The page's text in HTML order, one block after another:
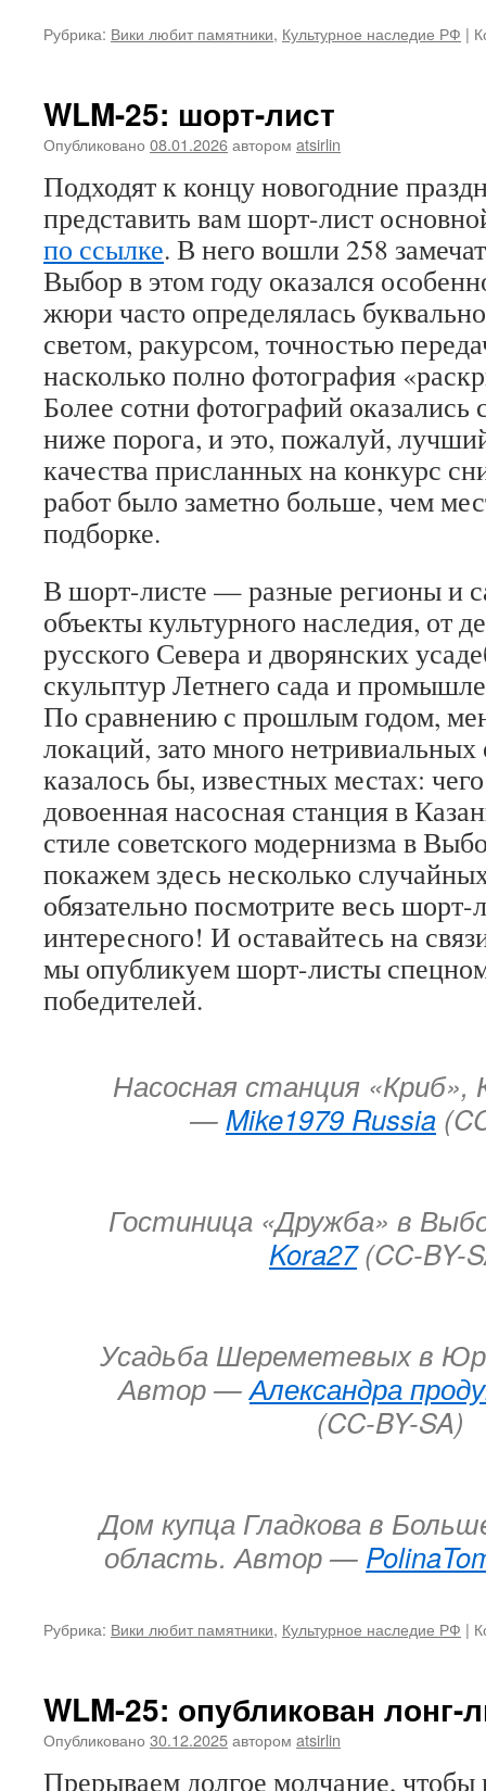
Рубрика: Вики любит памятники, Культурное наследие РФ |
WLM-25: шорт-лист
Опубликовано 08.01.2026автором atsirlin
Подходят к концу новогодние
представить вам шорт-лист
по ссылке. В него вошли 258
Выбор в этом году оказался
жюри часто определялась
светом, ракурсом, точностью
насколько полно фотография
Более сотни фотографий оказались
ниже порога, и это, пожалуй,
качества присланных на конкурс
работ было заметно больше, чем
подборке.
В шорт-листе — разные регионы и
объекты культурного наследия, от
русского Севера и дворянских
скульптур Летнего сада и
По сравнению с прошлым годом,
локаций, зато много
казалось бы, известных местах:
довоенная насосная станция в
стиле советского модернизма в
покажем здесь несколько
обязательно посмотрите весь
интересного! И оставайтесь на
мы опубликуем шорт-листы
победителей.
Насосная станция «Криб»,
— Mike1979 Russia
Гостиница «Дружба» в
Kora27(CC-BY-
Усадьба Шереметевых в
Автор —Александра
(CC-BY-SA)
Дом купца Гладкова в
область. Автор —
Рубрика: Вики любит памятники, Культурное наследие РФ |
WLM-25: опубликован лонг-
Опубликовано 30.12.2025автором atsirlin
Прерываем долгое молчание, чтобы